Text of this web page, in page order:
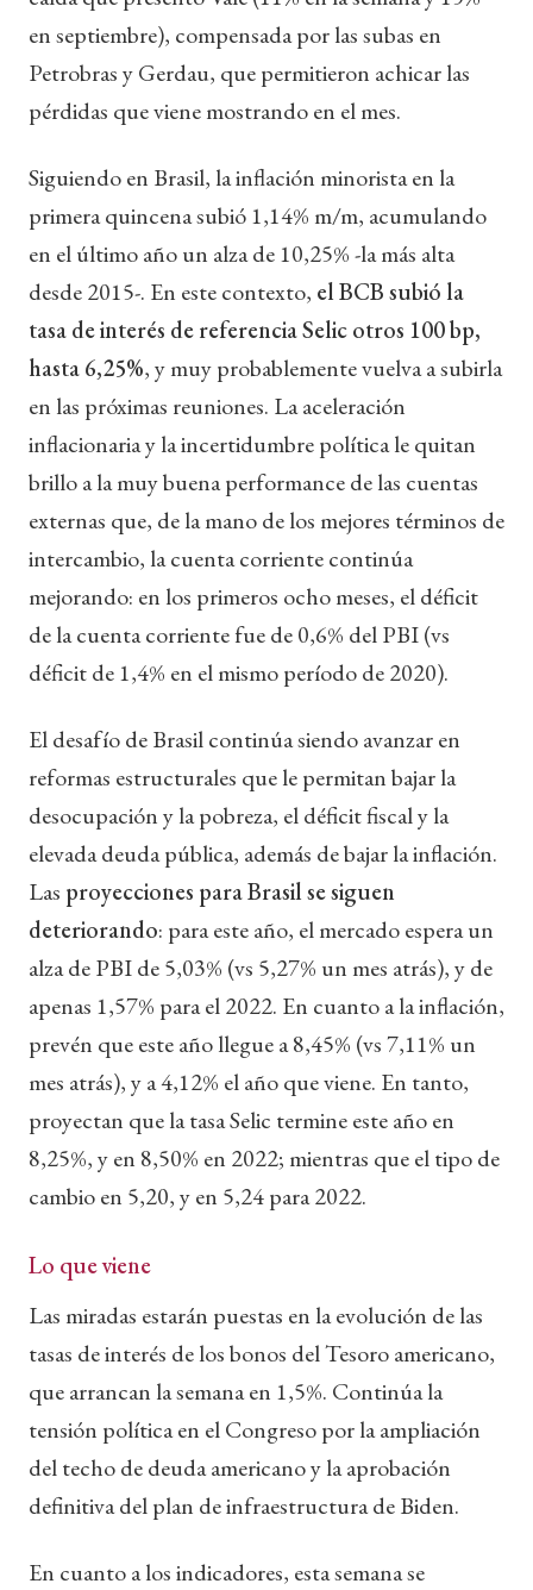
en septiembre), compensada por las subas en
Petrobras y Gerdau, que permitieron achicar las
pérdidas que viene mostrando en el mes.
Siguiendo en Brasil, la inflación minorista en la
primera quincena subió 1,14% m/m, acumulando
en el último año un alza de 10,25% -la más alta
desde 2015-. En este contexto, el BCB subió la
tasa de interés de referencia Selic otros 100 bp,
hasta 6,25%, y muy probablemente vuelva a subirla
en las próximas reuniones. La aceleración
inflacionaria y la incertidumbre política le quitan
brillo a la muy buena performance de las cuentas
externas que, de la mano de los mejores términos de
intercambio, la cuenta corriente continúa
mejorando: en los primeros ocho meses, el déficit
de la cuenta corriente fue de 0,6% del PBI (vs
déficit de 1,4% en el mismo período de 2020).
El desafío de Brasil continúa siendo avanzar en
reformas estructurales que le permitan bajar la
desocupación y la pobreza, el déficit fiscal y la
elevada deuda pública, además de bajar la inflación.
Las proyecciones para Brasil se siguen
deteriorando: para este año, el mercado espera un
alza de PBI de 5,03% (vs 5,27% un mes atrás), y de
apenas 1,57% para el 2022. En cuanto a la inflación,
prevén que este año llegue a 8,45% (vs 7,11% un
mes atrás), y a 4,12% el año que viene. En tanto,
proyectan que la tasa Selic termine este año en
8,25%, y en 8,50% en 2022; mientras que el tipo de
cambio en 5,20, y en 5,24 para 2022.
Lo que viene
Las miradas estarán puestas en la evolución de las
tasas de interés de los bonos del Tesoro americano,
que arrancan la semana en 1,5%. Continúa la
tensión política en el Congreso por la ampliación
del techo de deuda americano y la aprobación
definitiva del plan de infraestructura de Biden.
En cuanto a los indicadores, esta semana se